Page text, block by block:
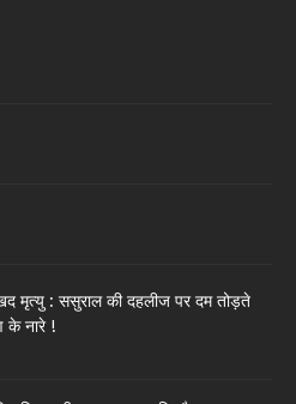
मृत्यु : ससुराल की दहलीज पर दम तोड़ते
के नारे !